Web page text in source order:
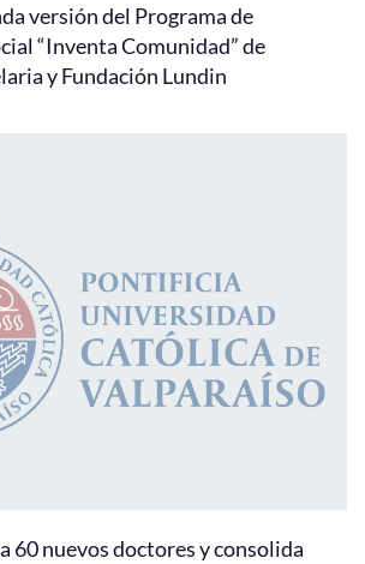
versión del Programa de
“Inventa Comunidad” de
y Fundación Lundin
60 nuevos doctores y consolida